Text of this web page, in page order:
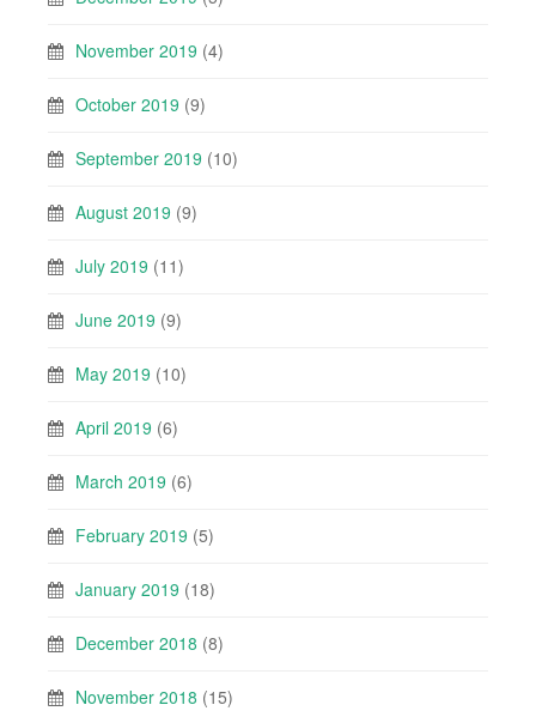
November 2019 (4)
October 2019 (9)
September 2019 (10)
August 2019 (9)
July 2019 (11)
June 2019 (9)
May 2019 (10)
April 2019 (6)
March 2019 (6)
February 2019 (5)
January 2019 (18)
December 2018 (8)
November 2018 (15)